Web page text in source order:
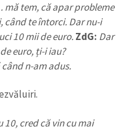
mă tem, că apar probleme
când te întorci. Dar nu-i
10 mii de euro.ZdG: Dar
euro, ți-i iau?
n-am adus.
10, cred că vin cu mai